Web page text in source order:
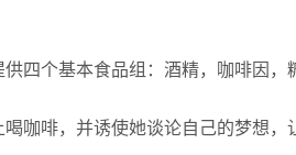
四个基本食品组：酒精，咖啡因，
咖啡，并诱使她谈论自己的梦想